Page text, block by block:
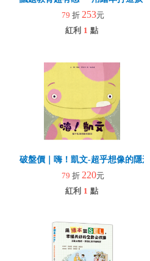
79 折 253元
紅利 1 點
破盤價｜嗨！凱文-超乎想像的隱
79 折 220元
紅利 1 點